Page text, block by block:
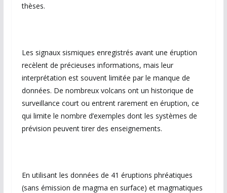
thèses.
Les signaux sismiques enregistrés avant une éruption
recèlent de précieuses informations, mais leur
interprétation est souvent limitée par le manque de
données. De nombreux volcans ont un historique de
surveillance court ou entrent rarement en éruption, ce
qui limite le nombre d’exemples dont les systèmes de
prévision peuvent tirer des enseignements.
En utilisant les données de 41 éruptions phréatiques
(sans émission de magma en surface) et magmatiques